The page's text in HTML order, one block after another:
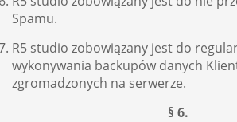
Spamu.
R5 studio zobowiązany jest do
wykonywania backupów danych
zgromadzonych na serwerze.
§ 6.